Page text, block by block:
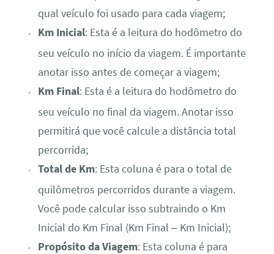
qual veículo foi usado para cada viagem;
Km Inicial: Esta é a leitura do hodômetro do
seu veículo no início da viagem. É importante
anotar isso antes de começar a viagem;
Km Final: Esta é a leitura do hodômetro do
seu veículo no final da viagem. Anotar isso
permitirá que você calcule a distância total
percorrida;
Total de Km: Esta coluna é para o total de
quilômetros percorridos durante a viagem.
Você pode calcular isso subtraindo o Km
Inicial do Km Final (Km Final – Km Inicial);
Propósito da Viagem: Esta coluna é para